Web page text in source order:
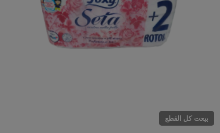
بيعت كل القطع